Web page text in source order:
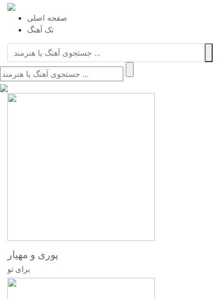
صفحه اصلی
تک آهنگ
پوری و مهیار
برای تو